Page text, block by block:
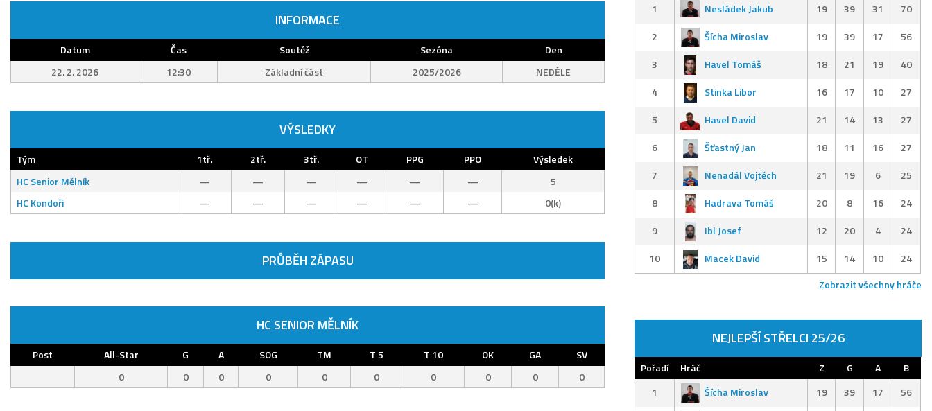
INFORMACE
Datum Čas Soutěž Sezóna
Den
22. 2. 2026
12:30 Základní část 2025/2026 NEDĚLE
VÝSLEDKY
Tým 1tř. 2tř. 3tř. OT PPG PPO
Výsledek
HC Senior Mělník
— — — — — —
5
HC Kondoři
— — — — — — 0(k)
PRŮBĚH ZÁPASU
HC SENIOR MĚLNÍK
Post All-Star G A SOG TM T 5 T 10 OK GA
SV
0
0 0 0 0 0 0 0 0 0
1
Nesládek Jakub 19 39 31
70
2
Šícha Miroslav 19 39 17
56
3
Havel Tomáš 18 21 19
40
4
Stinka Libor 16 17 10
27
5
Havel David 21 14 13
27
6
Šťastný Jan 18 11 16
27
7
Nenadál Vojtěch 21 19 6
25
8
Hadrava Tomáš 20 8 16
24
9
Ibl Josef 12 20 4
24
10
Macek David 15 14 10
24
Zobrazit všechny hráče
NEJLEPŠÍ STŘELCI 25/26
Pořadí Hráč Z G A
B
1
Šícha Miroslav 19 39 17
56